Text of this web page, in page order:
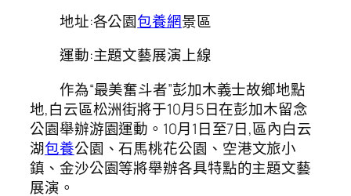
地址:各公園包養網景區
運動:主題文藝展演上線
作為“最美奮斗者”彭加木義士故鄉地點
地,白云區松洲街將于10月5日在彭加木留念
公園舉辦游園運動。10月1日至7日,區內白云
湖包養公園、石馬桃花公園、空港文旅小
鎮、金沙公園等將舉辦各具特點的主題文藝
展演。